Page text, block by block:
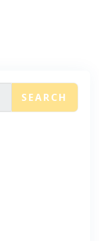
SEARCH